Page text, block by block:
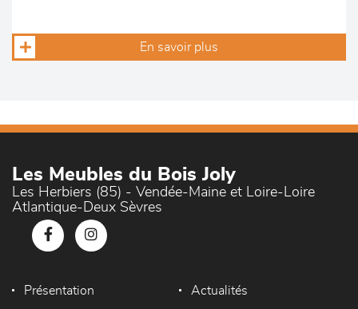
En savoir plus
Les Meubles du Bois Joly
Les Herbiers (85) - Vendée-Maine et Loire-Loire
Atlantique-Deux Sèvres
Présentation Actualités